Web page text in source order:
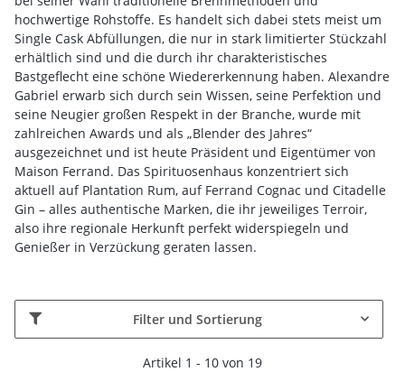
hochwertige Rohstoffe. Es handelt sich dabei stets meist um
Single Cask Abfüllungen, die nur in stark limitierter Stückzahl
erhältlich sind und die durch ihr charakteristisches
Bastgeflecht eine schöne Wiedererkennung haben. Alexandre
Gabriel erwarb sich durch sein Wissen, seine Perfektion und
seine Neugier großen Respekt in der Branche, wurde mit
zahlreichen Awards und als „Blender des Jahres“
ausgezeichnet und ist heute Präsident und Eigentümer von
Maison Ferrand. Das Spirituosenhaus konzentriert sich
aktuell auf Plantation Rum, auf Ferrand Cognac und Citadelle
Gin – alles authentische Marken, die ihr jeweiliges Terroir,
also ihre regionale Herkunft perfekt widerspiegeln und
Genießer in Verzückung geraten lassen.
Filter und Sortierung
Artikel 1 - 10 von 19